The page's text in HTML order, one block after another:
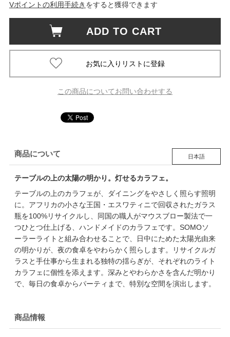
Vポイントの利用手続き をすると獲得できます
ADD TO CART
この商品についてお問い合わせする
商品について 日本語
テーブルの上の太陽の明かり。灯せるカラフェ。
テーブルの上のカラフェが、ダイニングをやさしく照らす照明
に。アフリカの小さな王国・エスワティニで回収されたガラス
瓶を100%リサイクルし、同国の職人がマウスブロー製法で一
つひとつ仕上げる、ハンドメイドのカラフェです。SOMOソ
ーラーライトと組み合わせることで、日中にためた太陽光由来
の明かりが、夜の食卓をやわらかく照らします。リサイクルガ
ラスと手仕事から生まれる独特の揺らぎが、それぞれのライト
カラフェに個性を添えます。深みとやわらかさを含んだ明かり
で、毎日の食卓からパーティまで、特別な空間を演出します。
商品情報